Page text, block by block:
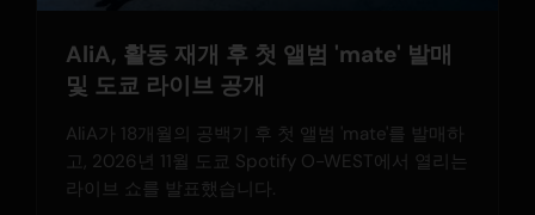
AliA, 활동 재개 후 첫 앨범 'mate' 발매
및 도쿄 라이브 공개
AliA가 18개월의 공백기 후 첫 앨범 'mate'를 발매하
고, 2026년 11월 도쿄 Spotify O-WEST에서 열리는
라이브 쇼를 발표했습니다.